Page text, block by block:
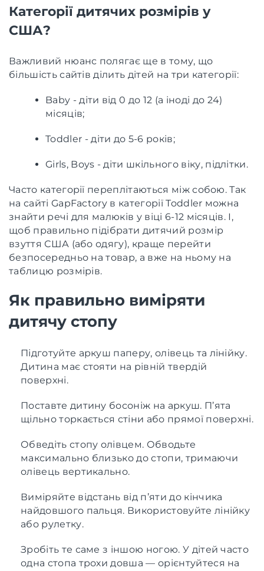
Категорії дитячих розмірів у
США?
Важливий нюанс полягає ще в тому, що
більшість сайтів ділить дітей на три категорії:
Baby - діти від 0 до 12 (а іноді до 24)
місяців;
Toddler - діти до 5-6 років;
Girls, Boys - діти шкільного віку, підлітки.
Часто категорії переплітаються між собою. Так
на сайті GapFactory в категорії Toddler можна
знайти речі для малюків у віці 6-12 місяців. І,
щоб правильно підібрати дитячий розмір
взуття США (або одягу), краще перейти
безпосередньо на товар, а вже на ньому на
таблицю розмірів.
Як правильно виміряти
дитячу стопу
Підготуйте аркуш паперу, олівець та лінійку.
Дитина має стояти на рівній твердій
поверхні.
Поставте дитину босоніж на аркуш. П’ята
щільно торкається стіни або прямої поверхні.
Обведіть стопу олівцем. Обводьте
максимально близько до стопи, тримаючи
олівець вертикально.
Виміряйте відстань від п’яти до кінчика
найдовшого пальця. Використовуйте лінійку
або рулетку.
Зробіть те саме з іншою ногою. У дітей часто
одна стопа трохи довша — орієнтуйтеся на